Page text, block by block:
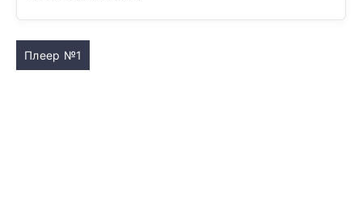
Плеер №1